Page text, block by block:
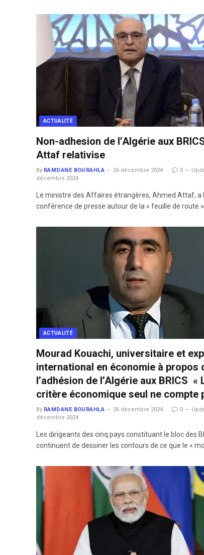
ACTUALITÉ
Non-adhesion de l’Algérie aux
Attaf relativise
By RAMDANE BOURAHLA 26 décembre 2024 0
décembre 2024
Le ministre des Affaires étrangères, Ahmed Attaf, a
conférence de presse autour de la « feuille de route »…
ACTUALITÉ
Mourad Kouachi, universitaire et
international en économie à propos
l’adhésion de l’Algérie aux BRICS «
critère économique seul ne compte
By RAMDANE BOURAHLA 26 décembre 2024 0
décembre 2024
Les dirigeants des cinq pays constituant le bloc des
continuent de dessiner les contours de ce que le «